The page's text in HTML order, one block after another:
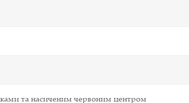
та насиченим червоним центром